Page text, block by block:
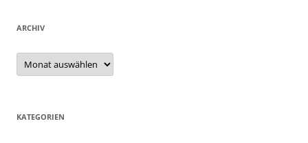
ARCHIV
Archiv
KATEGORIEN